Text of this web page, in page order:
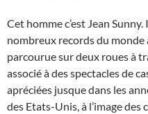
Cet homme c’est Jean
nombreux records du
parcourue sur deux roues à
associé à des spectacles de
apréciées jusque dans les
des Etats-Unis, à l’image